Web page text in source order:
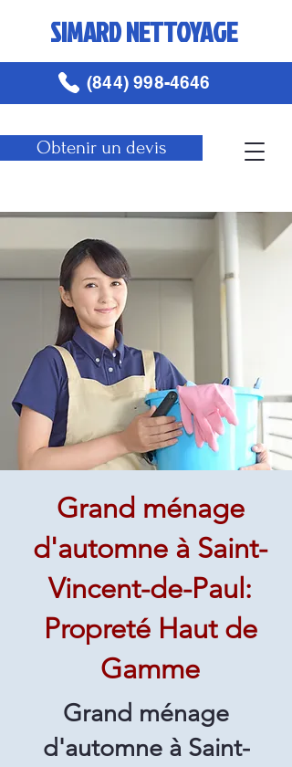
SIMARD NETTOYAGE
Obtenir un devis
(844) 998-4646
Grand ménage
d'automne à Saint-
Vincent-de-Paul:
Propreté Haut de
Gamme
Grand ménage
d'automne à Saint-